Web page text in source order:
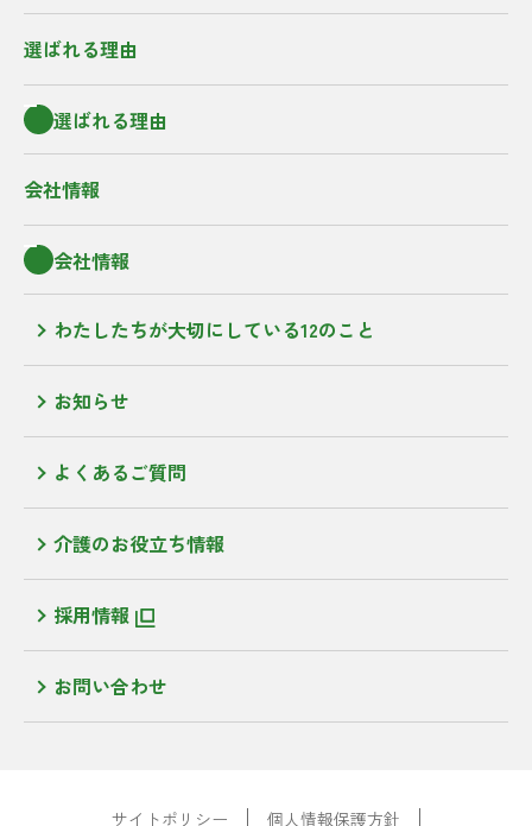
選ばれる理由
選ばれる理由
会社情報
会社情報
わたしたちが大切にしている12のこと
お知らせ
よくあるご質問
介護のお役立ち情報
採用情報
お問い合わせ
サイトポリシー 個人情報保護方針